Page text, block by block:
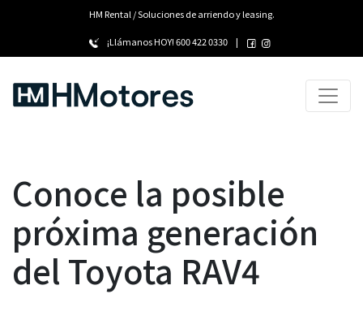
HM Rental / Soluciones de arriendo y leasing.
¡Llámanos HOY!600 422 0330 |
Conoce la posible
próxima generación
del Toyota RAV4